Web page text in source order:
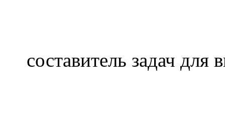
составитель задач для